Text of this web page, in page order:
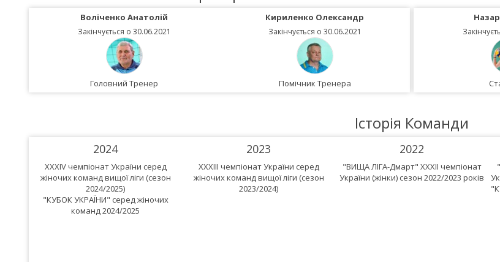
Воліченко Анатолій
Закінчується о 30.06.2021
Головний Тренер
Кириленко Олександр
Закінчується о 30.06.2021
Помічник Тренера
Історія Команди
2024
XXXIV чемпіонат України серед
жіночих команд вищої ліги (сезон
2024/2025)
"КУБОК УКРАЇНИ" серед жіночих
команд 2024/2025
2023
XXXIII чемпіонат України серед
жіночих команд вищої ліги (сезон
2023/2024)
2022
"ВИЩА ЛІГА-Дмарт" XXXII чемпіонат
України (жінки) сезон 2022/2023 років